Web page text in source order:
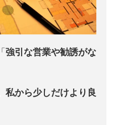
強引な営業や勧誘がな
私から少しだけより良